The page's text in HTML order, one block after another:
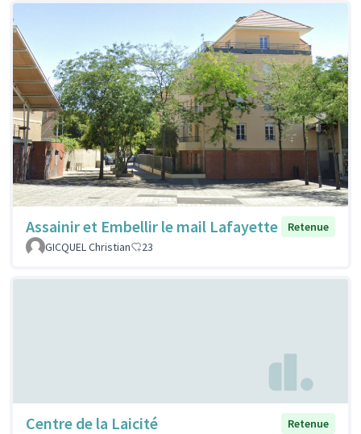
Assainir et Embellir le mail Lafayette
Retenue
GICQUEL Christian
23
Centre de la Laicité
Retenue